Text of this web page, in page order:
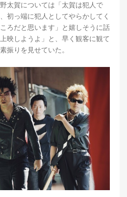
太賀については「太賀は犯人で
初っ端に犯人としてやらかしてく
ろだと思います」と嬉しそうに話
映しようよ」と、早く観客に観て
振りを見せていた。